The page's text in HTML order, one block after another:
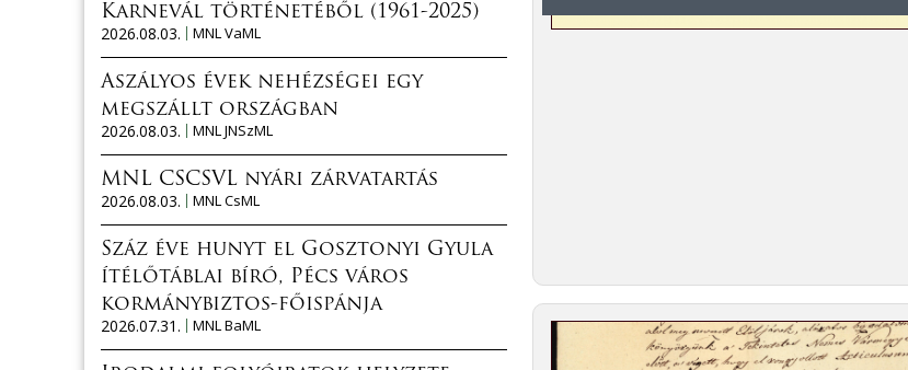
Karnevál történetéből (1961-2025)
2026.08.03.
MNL VaML
Aszályos évek nehézségei egy
megszállt országban
2026.08.03.
MNL JNSzML
MNL CSCSVL nyári zárvatartás
2026.08.03.
MNL CsML
Száz éve hunyt el Gosztonyi Gyula
ítélőtáblai bíró, Pécs város
kormánybiztos-főispánja
2026.07.31.
MNL BaML